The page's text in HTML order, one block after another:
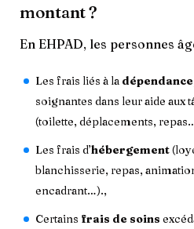
montant ?
En EHPAD, les personnes
Les frais liés à la
soignantes dans leur aide aux
(toilette, déplacements,
Les frais d’hébergement
blanchisserie, repas,
encadrant…).,
Certains frais de soins